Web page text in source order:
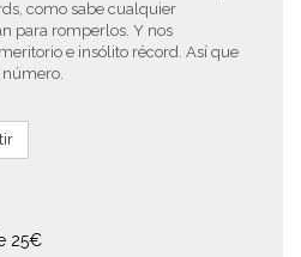
como sabe cualquier
para romperlos. Y nos
e insólito récord. Así que
número.
25€